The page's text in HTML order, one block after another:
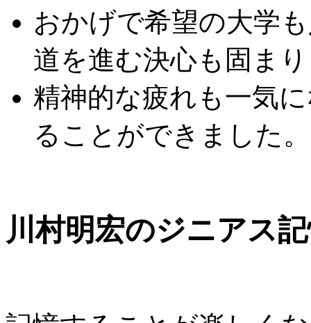
おかげで希望の大学
道を進む決心も固ま
精神的な疲れも一気
ることができました。
川村明宏のジニアス